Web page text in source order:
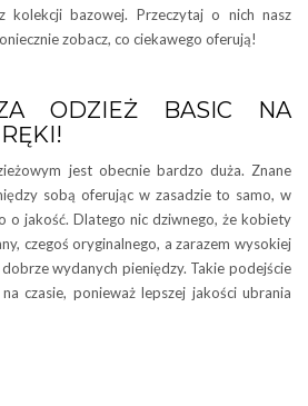
kolekcji bazowej. Przeczytaj o nich nasz
zobacz, co ciekawego oferują!
ODZIEŻ BASIC NA
jest obecnie bardzo duża. Znane
sobą oferując w zasadzie to samo, w
o jakość. Dlatego nic dziwnego, że kobiety
czegoś oryginalnego, a zarazem wysokiej
wydanych pieniędzy. Takie podejście
czasie, ponieważ lepszej jakości ubrania